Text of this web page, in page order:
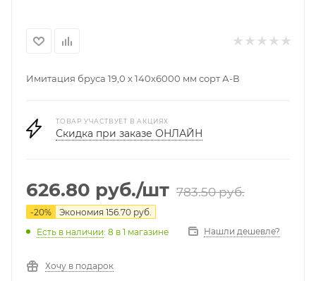
Имитация бруса 19,0 х 140х6000 мм сорт А-В
ТОВАР УЧАСТВУЕТ В АКЦИЯХ
Скидка при заказе ОНЛАЙН
626.80 руб./шт 783.50руб.
-20% Экономия 156.70 руб.
Есть в наличии: 8 в 1 магазине Нашли дешевле?
Хочу в подарок